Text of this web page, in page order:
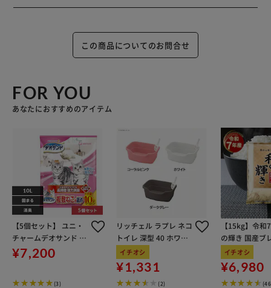
この商品についてのお問合せ
FOR YOU
あなたにおすすめのアイテム
【5個セット】 ユニ・
チャームデオサンド 猫
砂 デオサンド 複数ねこ
用 紙砂 10L 猫砂 シス
¥7,200
(3)
リッチェル ラプレ ネコ
トイレ 深型 40 ホワイ
ト 猫トイレ
イチオシ
¥1,331
(2)
【15kg】令和
の輝き 国産ブ
kg×3袋
イチオシ
¥6,980